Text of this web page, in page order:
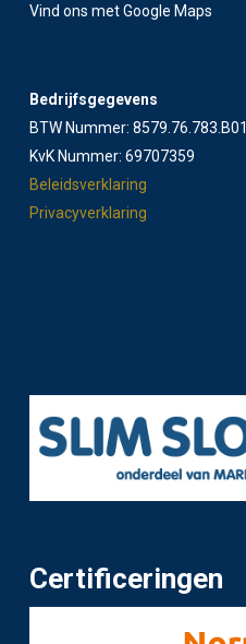
Vind ons met Google Maps
Bedrijfsgegevens
BTW Nummer: 8579.76.783.B01
KvK Nummer: 69707359
Beleidsverklaring
Privacyverklaring
Certificeringen